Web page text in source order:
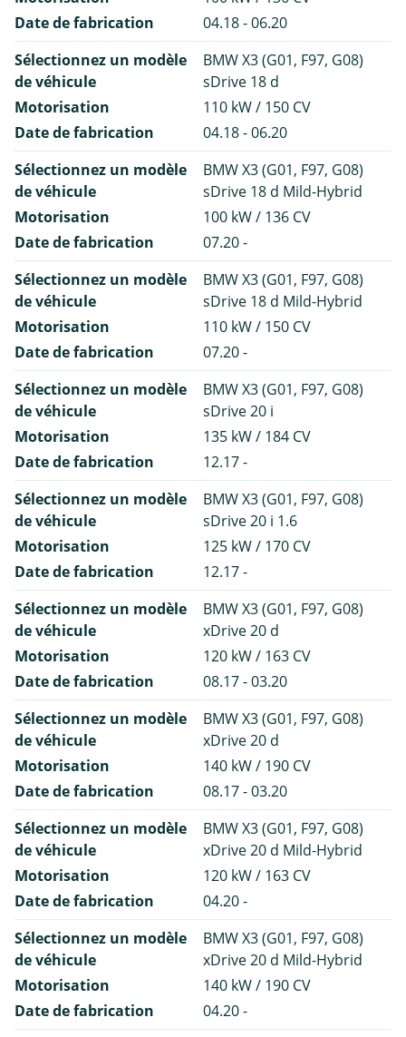
Date de fabrication
04.18 - 06.20
Sélectionnez un modèle
de véhicule
BMW X3 (G01, F97, G08)
sDrive 18 d
Motorisation
110 kW / 150 CV
Date de fabrication
04.18 - 06.20
Sélectionnez un modèle
de véhicule
BMW X3 (G01, F97, G08)
sDrive 18 d Mild-Hybrid
Motorisation
100 kW / 136 CV
Date de fabrication
07.20 -
Sélectionnez un modèle
de véhicule
BMW X3 (G01, F97, G08)
sDrive 18 d Mild-Hybrid
Motorisation
110 kW / 150 CV
Date de fabrication
07.20 -
Sélectionnez un modèle
de véhicule
BMW X3 (G01, F97, G08)
sDrive 20 i
Motorisation
135 kW / 184 CV
Date de fabrication
12.17 -
Sélectionnez un modèle
de véhicule
BMW X3 (G01, F97, G08)
sDrive 20 i 1.6
Motorisation
125 kW / 170 CV
Date de fabrication
12.17 -
Sélectionnez un modèle
de véhicule
BMW X3 (G01, F97, G08)
xDrive 20 d
Motorisation
120 kW / 163 CV
Date de fabrication
08.17 - 03.20
Sélectionnez un modèle
de véhicule
BMW X3 (G01, F97, G08)
xDrive 20 d
Motorisation
140 kW / 190 CV
Date de fabrication
08.17 - 03.20
Sélectionnez un modèle
de véhicule
BMW X3 (G01, F97, G08)
xDrive 20 d Mild-Hybrid
Motorisation
120 kW / 163 CV
Date de fabrication
04.20 -
Sélectionnez un modèle
de véhicule
BMW X3 (G01, F97, G08)
xDrive 20 d Mild-Hybrid
Motorisation
140 kW / 190 CV
Date de fabrication
04.20 -